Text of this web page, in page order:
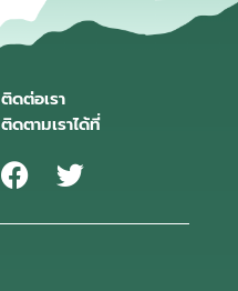
ติดต่อเรา
ติดตามเราได้ที่